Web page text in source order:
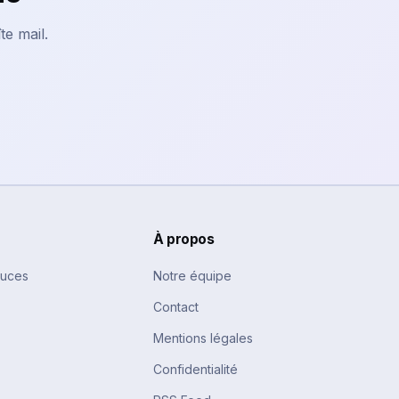
mail.
À propos
Notre équipe
Contact
Mentions légales
Confidentialité